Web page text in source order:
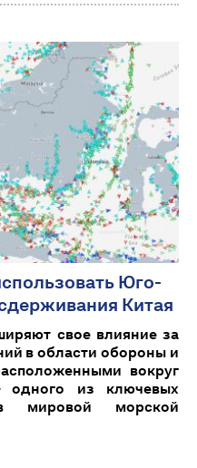
Юго-
Китая
свое влияние за
в области обороны и
вокруг
одного из ключевых
мировой морской